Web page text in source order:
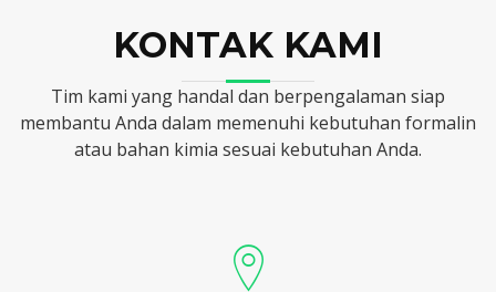
KONTAK KAMI
Tim kami yang handal dan berpengalaman siap
membantu Anda dalam memenuhi kebutuhan formalin
atau bahan kimia sesuai kebutuhan Anda.